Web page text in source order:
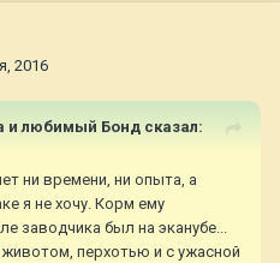
2016
и любимый Бонд сказал:
ни времени, ни опыта, а
я не хочу. Корм ему
заводчика был на эканубе...
перхотью и с ужасной